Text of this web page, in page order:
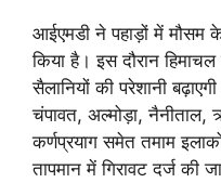
आईएमडी ने पहाड़ों में
किया है। इस दौरान
सैलानियों की परेशानी
चंपावत, अल्मोड़ा, नैनीताल,
कर्णप्रयाग समेत तमाम
तापमान में गिरावट दर्ज की